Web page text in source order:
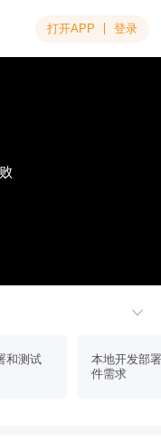
打开APP 登录

和测试
本地开发部
件需求